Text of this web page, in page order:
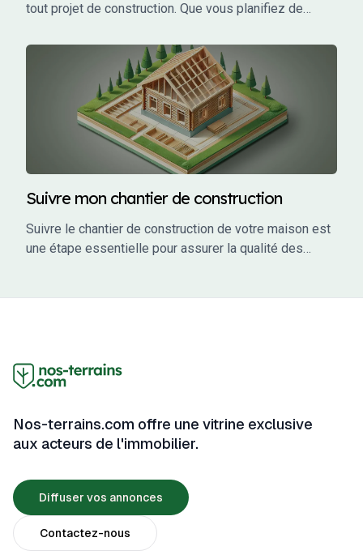
tout projet de construction. Que vous planifiez de
commercial, ou un investissement locatif, le bon
constructeur peut faire la différence entre un projet
réussi et un cauchemar.
Suivre mon chantier de construction
Suivre le chantier de construction de votre maison est
une étape essentielle pour assurer la qualité des
pratiques, des outils et des informations pour garantir
que votre projet se déroule sans accroc.
Nos-terrains.com offre une vitrine exclusive
aux acteurs de l'immobilier.
Diffuser vos annonces
Contactez-nous